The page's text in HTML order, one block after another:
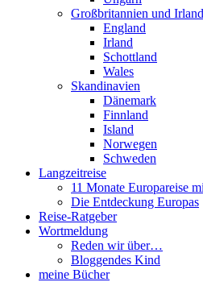
Großbritannien und Irland
England
Irland
Schottland
Wales
Skandinavien
Dänemark
Finnland
Island
Norwegen
Schweden
Langzeitreise
11 Monate Europareise
Die Entdeckung Europas
Reise-Ratgeber
Wortmeldung
Reden wir über…
Bloggendes Kind
meine Bücher